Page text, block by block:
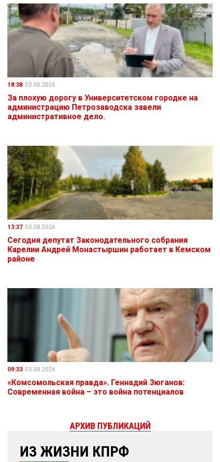
ИЗ ЖИЗНИ КПРФ
18:38 03.08.2026
За плохую дорогу в Университетском городке на
администрацию Петрозаводска завели
административное дело.
13:37 03.08.2026
Сегодня депутат Законодательного собрания
Карелии Андрей Монастыршин работает в Кемском
районе
09:33 03.08.2026
«Комсомольская правда». Геннадий Зюганов:
Современная война – это война потенциалов
АРХИВ ПУБЛИКАЦИЙ